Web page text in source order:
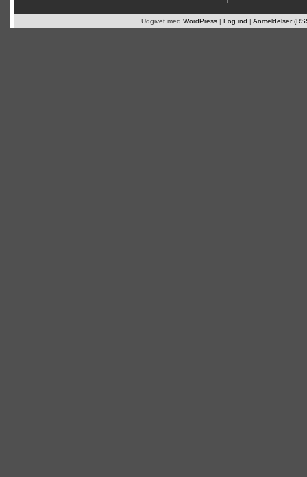
Udgivet med WordPress | Log ind | Anmeldelser